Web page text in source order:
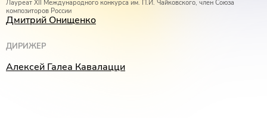
Лауреат XII Международного конкурса им. П.И. Чайковского, член Союза
композиторов России
Дмитрий Онищенко
ДИРИЖЕР
Алексей Галеа Кавалацци